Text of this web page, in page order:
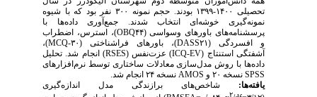
تحصیلی ۱۴۰۰-۱۳۹۹ بودند. حجم
نمونه ۳۰۰ نفر بود که با شیوه
نمونه‌­گیری خوشه‌ای انتخاب شدند. جمع‌آوری داده‌ها با
پرسشنامه‌های باورهای وسواسی ( OBQ۴۴)، استرس، اضطراب
و افسردگی (
DASS۲۱)، باورهای فراشناختی ( MCQ-۳۰
)،
آشفتگی استنتاج (ICQ-EV) عزت‌نفس ( RSES) انجام شد.تحلیل
داده‌­ها با روش مدل‌سازی معادلات ساختاری توسط نرم‌افزارهای
SPSSنسخه ۲۰ و AMOSنسخه ۲۴ انجام شد.
یافته­‌ها:شاخص‌های برازندگی مدل اندازه‌گیری
۲